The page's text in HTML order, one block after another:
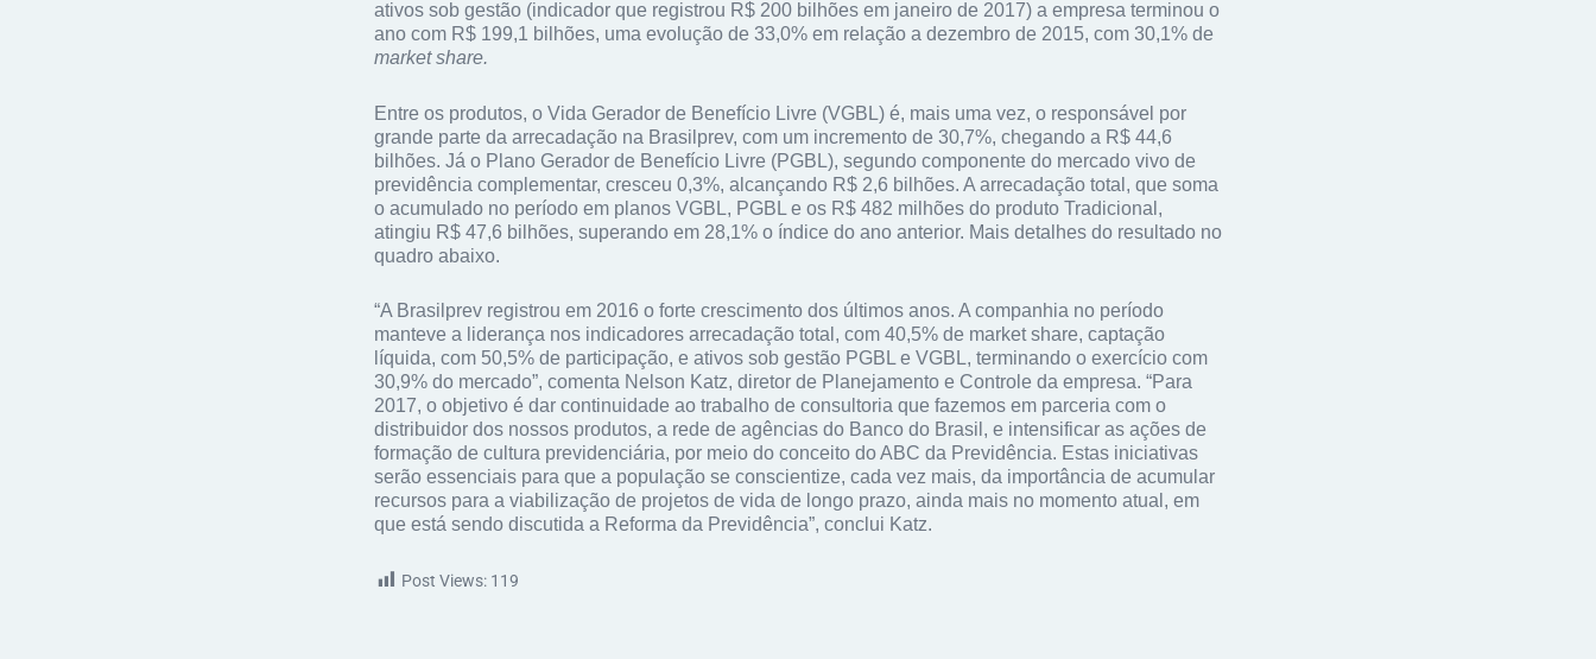
ativos sob gestão (indicador que registrou R$ 200 bilhões em janeiro de 2017) a empresa terminou o
ano com R$ 199,1 bilhões, uma evolução de 33,0% em relação a dezembro de 2015, com 30,1% de
market share.
Entre os produtos, o Vida Gerador de Benefício Livre (VGBL) é, mais uma vez, o responsável por
grande parte da arrecadação na Brasilprev, com um incremento de 30,7%, chegando a R$ 44,6
bilhões. Já o Plano Gerador de Benefício Livre (PGBL), segundo componente do mercado vivo de
previdência complementar, cresceu 0,3%, alcançando R$ 2,6 bilhões. A arrecadação total, que soma
o acumulado no período em planos VGBL, PGBL e os R$ 482 milhões do produto Tradicional,
atingiu R$ 47,6 bilhões, superando em 28,1% o índice do ano anterior. Mais detalhes do resultado no
quadro abaixo.
“A Brasilprev registrou em 2016 o forte crescimento dos últimos anos. A companhia no período
manteve a liderança nos indicadores arrecadação total, com 40,5% de market share, captação
líquida, com 50,5% de participação, e ativos sob gestão PGBL e VGBL, terminando o exercício com
30,9% do mercado”, comenta Nelson Katz, diretor de Planejamento e Controle da empresa. “Para
2017, o objetivo é dar continuidade ao trabalho de consultoria que fazemos em parceria com o
distribuidor dos nossos produtos, a rede de agências do Banco do Brasil, e intensificar as ações de
formação de cultura previdenciária, por meio do conceito do ABC da Previdência. Estas iniciativas
serão essenciais para que a população se conscientize, cada vez mais, da importância de acumular
recursos para a viabilização de projetos de vida de longo prazo, ainda mais no momento atual, em
que está sendo discutida a Reforma da Previdência”, conclui Katz.
Post Views: 119